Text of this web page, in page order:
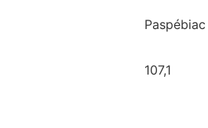
Paspébiac
107,1